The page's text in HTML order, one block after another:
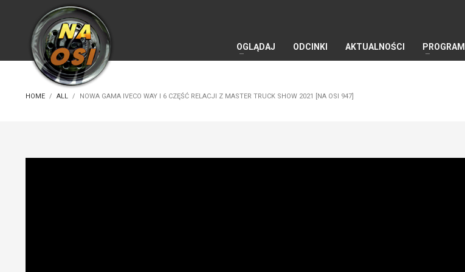
OGLĄDAJ ODCINKI AKTUALNOŚCI PROGRAM
HOME ALL NOWA GAMA IVECO WAY I 6 CZĘŚĆ RELACJI Z MASTER TRUCK SHOW 2021 [NA OSI 947]